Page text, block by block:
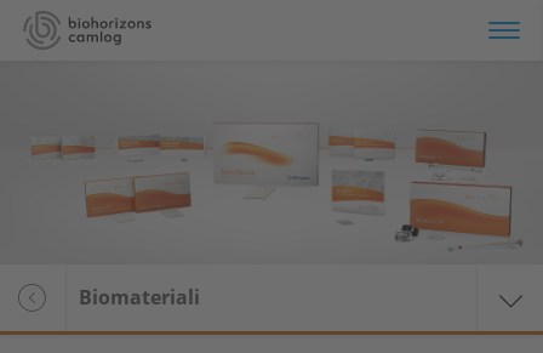
Panoramica
Sistemi implantari
Biomateriali